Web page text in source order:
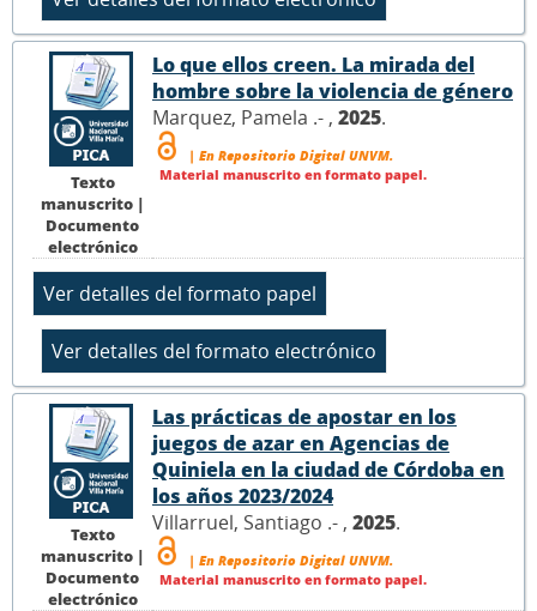
Texto
manuscrito |
Documento
electrónico
Lo que ellos creen. La mirada del
hombre sobre la violencia de género
Marquez, Pamela .- , 2025.
| En Repositorio Digital UNVM.
Material manuscrito en formato papel.
Texto
manuscrito |
Documento
electrónico
Las prácticas de apostar en los
juegos de azar en Agencias de
Quiniela en la ciudad de Córdoba en
los años 2023/2024
Villarruel, Santiago .- , 2025.
| En Repositorio Digital UNVM.
Material manuscrito en formato papel.